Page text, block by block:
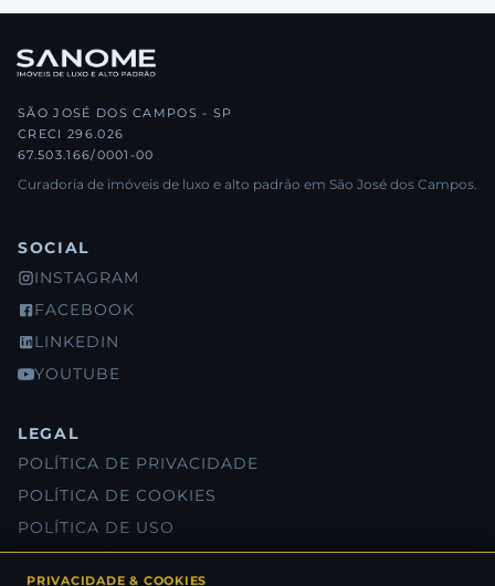
SÃO JOSÉ DOS CAMPOS - SP
CRECI 296.026
67.503.166/0001-00
Curadoria de imóveis de luxo e alto padrão em São José dos Campos.
SOCIAL
INSTAGRAM
FACEBOOK
LINKEDIN
YOUTUBE
LEGAL
POLÍTICA DE PRIVACIDADE
POLÍTICA DE COOKIES
POLÍTICA DE USO
SOBRE NÓS
PRIVACIDADE & COOKIES